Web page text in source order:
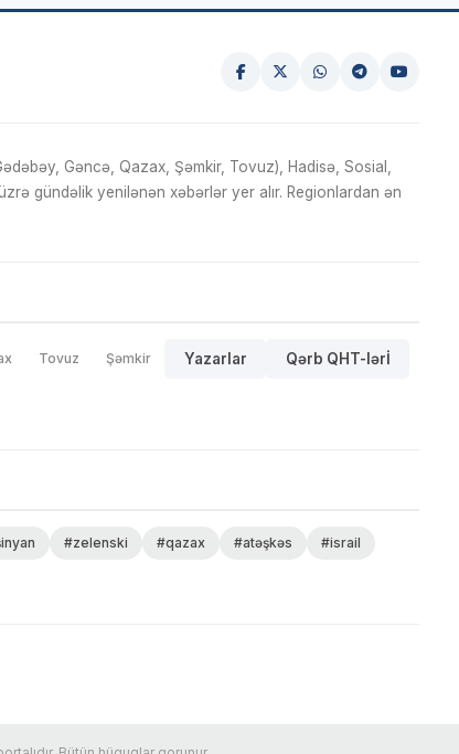
Gəncə, Qazax, Şəmkir, Tovuz), Hadisə, Sosial,
gündəlik yenilənən xəbərlər yer alır. Regionlardan ən
Tovuz Şəmkir Yazarlar Qərb QHT-lərİ
#zelenski #qazax #atəşkəs
#israil